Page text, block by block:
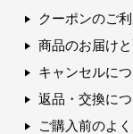
クーポンのご
商品のお届け
キャンセルに
返品・交換に
ご購入前のよ